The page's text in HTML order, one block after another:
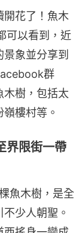
開花了！魚木
可以看到，近
象並分享到
群
木樹，包括太
樓村等。
界限街一帶
魚木樹，是全
少人朝聖。